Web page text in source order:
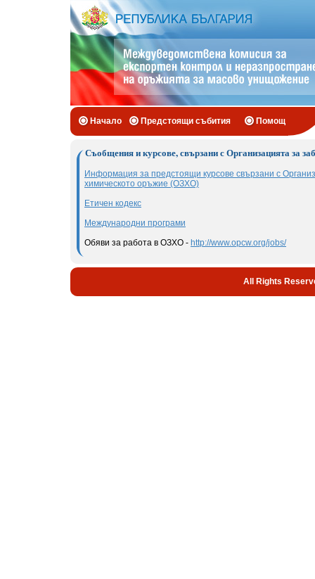
Начало Предстоящи събития Помощ
Съобщения и курсове, свързани с Организацията за
Информация за предстоящи курсове свързани с
химическото оръжие (ОЗХО)
Етичен кодекс
Международни програми
Обяви за работа в ОЗХО - http://www.opcw.org/jobs/
All Rights